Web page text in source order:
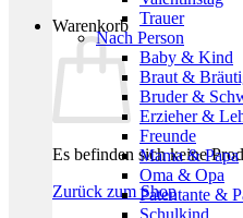
Warenkorb
Es befinden sich keine
Zurück zum Shop
Trauer
Nach Person
Baby & Kind
Braut &
Bruder &
Erzieher &
Freunde
Mama & Papa
Oma & Opa
Patentante &
Schulkind